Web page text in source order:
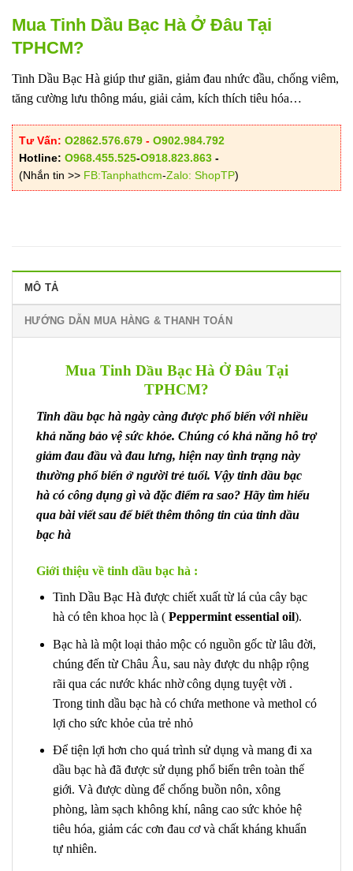
Mua Tinh Dầu Bạc Hà Ở Đâu Tại
TPHCM?
Tinh Dầu Bạc Hà giúp thư giãn, giảm đau nhức đầu, chống viêm,
tăng cường lưu thông máu, giải cảm, kích thích tiêu hóa…
Tư Vấn: O2862.576.679 - O902.984.792
Hotline: O968.455.525-O918.823.863 -
(Nhắn tin >> FB:Tanphathcm-Zalo: ShopTP)
MÔ TẢ
HƯỚNG DẪN MUA HÀNG & THANH TOÁN
Mua Tinh Dầu Bạc Hà Ở Đâu Tại
TPHCM?
Tinh dầu bạc hà ngày càng được phổ biến với nhiều
khả năng bảo vệ sức khỏe. Chúng có khả năng hỗ trợ
giảm đau đầu và đau lưng, hiện nay tình trạng này
thường phổ biến ở người trẻ tuổi. Vậy tinh dầu bạc
hà có công dụng gì và đặc điểm ra sao? Hãy tìm hiểu
qua bài viết sau để biết thêm thông tin của tinh dầu
bạc hà
Giới thiệu về tinh dầu bạc hà :
Tinh Dầu Bạc Hà được chiết xuất từ lá của cây bạc
hà có tên khoa học là ( Peppermint essential oil).
Bạc hà là một loại thảo mộc có nguồn gốc từ lâu đời,
chúng đến từ Châu Âu, sau này được du nhập rộng
rãi qua các nước khác nhờ công dụng tuyệt vời .
Trong tinh dầu bạc hà có chứa methone và methol có
lợi cho sức khỏe của trẻ nhỏ
Để tiện lợi hơn cho quá trình sử dụng và mang đi xa
dầu bạc hà đã được sử dụng phổ biến trên toàn thế
giới. Và được dùng để chống buồn nôn, xông
phòng, làm sạch không khí, nâng cao sức khỏe hệ
tiêu hóa, giảm các cơn đau cơ và chất kháng khuẩn
tự nhiên.